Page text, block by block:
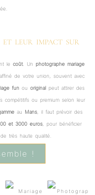
ET LEUR IMPACT SUR
le coût. Un photographe mariage
de votre union, souvent avec
funou originalpeut attirer des
compétitifs ou premium selon leur
au Mans, il faut prévoir des
et 3000 euros , pour bénéficier
très haute qualité.
!